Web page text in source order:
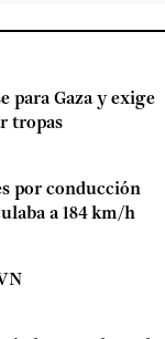
para Gaza y exige
tropas
por conducción
a 184 km/h